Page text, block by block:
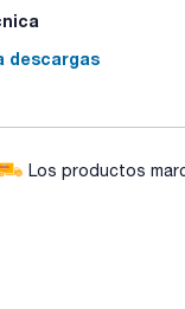
descargas
Los productos